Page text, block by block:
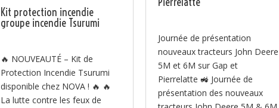
Kit protection incendie
groupe incendie Tsurumi
🔥 NOUVEAUTÉ – Kit de
Protection Incendie Tsurumi
disponible chez NOVA ! 🔥 🔥
La lutte contre les feux de
Journée de présentation
nouveaux tracteurs John Deere
5M et 6M sur Gap et
Pierrelatte 🚜 Journée de
présentation des nouveaux